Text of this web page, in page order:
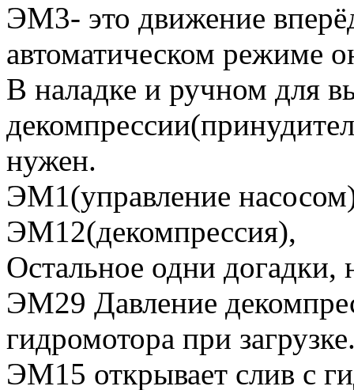
ЭМ3- это движение
автоматическом режиме
В наладке и ручном для
нужен.
ЭМ1(управление
ЭМ12(декомпрессия),
Остальное одни догадки,
ЭМ29 Давление
гидромотора при
ЭМ15 открывает слив с